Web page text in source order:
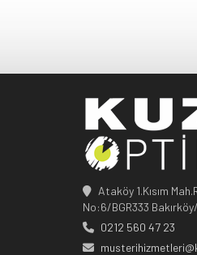
Ataköy 1.Kısım
No:6/BGR333
0212 560 47 23